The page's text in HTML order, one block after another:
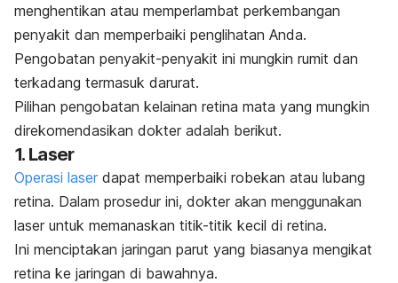
menghentikan atau memperlambat perkembangan
penyakit dan memperbaiki penglihatan Anda.
Pengobatan penyakit-penyakit ini mungkin rumit dan
terkadang termasuk darurat.
Pilihan pengobatan kelainan retina mata yang mungkin
direkomendasikan dokter adalah berikut.
1. Laser
Operasi laser dapat memperbaiki robekan atau lubang
retina. Dalam prosedur ini, dokter akan menggunakan
laser untuk memanaskan titik-titik kecil di retina.
Ini menciptakan jaringan parut yang biasanya mengikat
retina ke jaringan di bawahnya.